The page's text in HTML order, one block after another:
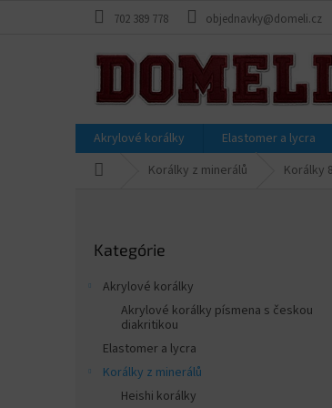
702 389 778 objednavky@domeli.cz
Akrylové korálky Elastomer a lycra
Korálky z minerálů Korálky
kategórie
Kategórie
Akrylové korálky
Akrylové korálky písmena s českou
diakritikou
Elastomer a lycra
Korálky z minerálů
Heishi korálky